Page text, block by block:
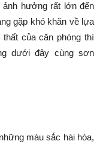
ảnh hưởng rất lớn đến
gặp khó khăn về lựa
của căn phòng thì
dưới đây cùng sơn
màu sắc hài hòa,